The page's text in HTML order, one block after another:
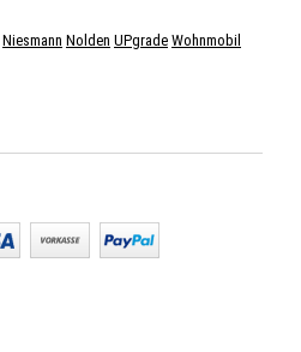
Niesmann Nolden UPgrade Wohnmobil